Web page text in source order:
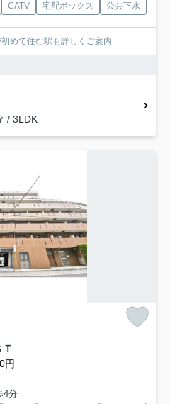
CATV 宅配ボックス 公共下水
めて住む駅も詳しくご案内
/ 3LDK
円
4分